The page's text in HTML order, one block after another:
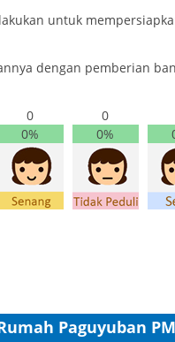
untuk
dengan pemberian
0
0%
0
0%
Paguyuban